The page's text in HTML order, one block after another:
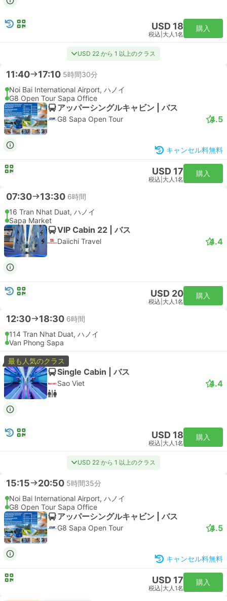
USD 18
税込 大人1名
購入
USD 22 から 1 以上のクラス
11:40 17:10 5時間30分
Noi Bai International Airport, ハノイ
G8 Open Tour Sapa Office
アッパーシングルキャビン | バス
G8 Sapa Open Tour 4.5
キャンセル料無料
USD 17
税込 大人1名
購入
07:30 13:30 6時間
16 Tran Nhat Duat, ハノイ
Sapa Market
VIP Cabin 22 | バス
Daiichi Travel 4.4
USD 20
税込 大人1名
購入
12:30 18:30 6時間
114 Tran Nhat Duat, ハノイ
Van Phong Sapa
最も人気のクラス
Single Cabin | バス
Sao Viet 4.4
USD 18
税込 大人1名
購入
USD 22 から 1 以上のクラス
15:15 20:50 5時間35分
Noi Bai International Airport, ハノイ
G8 Open Tour Sapa Office
アッパーシングルキャビン | バス
G8 Sapa Open Tour 4.5
キャンセル料無料
USD 17
税込 大人1名
購入